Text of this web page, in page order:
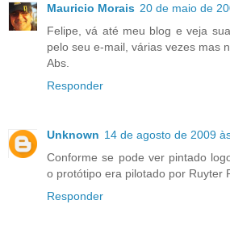
Mauricio Morais 20 de maio de
Felipe, vá até meu blog e veja
pelo seu e-mail, várias vezes mas
Abs.
Responder
Unknown 14 de agosto de 2009
Conforme se pode ver pintado
o protótipo era pilotado por Ruyter
Responder